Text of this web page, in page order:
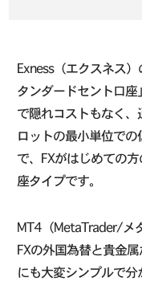
Exness（エクスネス
タンダードセント口
で隠れコストもなく
ロットの最小単位で
で、FXがはじめての
座タイプです。
MT4（MetaTrader/メ
FXの外国為替と貴金
にも大変シンプルで